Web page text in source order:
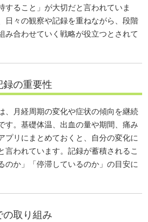
すること」が大切だと言われていま
日々の観察や記録を重ねながら、段階
み合わせていく戦略が役立つとされて
録の重要性
、月経周期の変化や症状の傾向を継続
す。基礎体温、出血の量や期間、痛み
プリにまとめておくと、自分の変化に
言われています。記録が蓄積されるこ
のか」「停滞しているのか」の目安に
の取り組み